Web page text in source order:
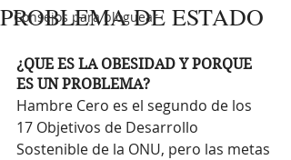
Consejos para bloguear
PROBLEMA DE ESTADO
¿QUE ES LA OBESIDAD Y PORQUE
ES UN PROBLEMA?
Hambre Cero es el segundo de los
17 Objetivos de Desarrollo
Sostenible de la ONU, pero las metas